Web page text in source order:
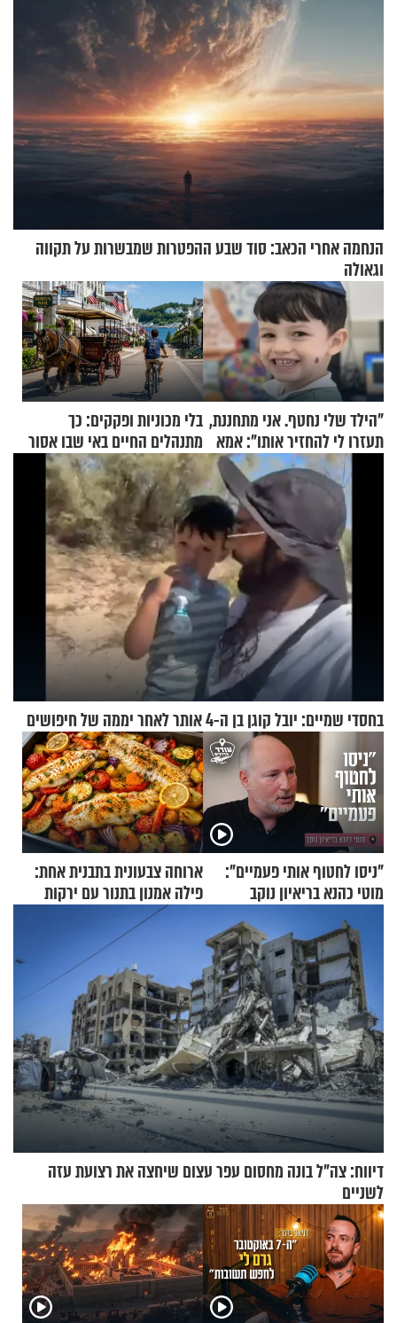
הכלכלה
הנחמה אחרי הכאב: סוד שבע ההפטרות שמבשרות על תקווה
וגאולה
"הילד שלי נחטף. אני מתחננת,
תעזרו לי להחזיר אותו": אמא
של יובל בן ה-4 בריאיון דומע
בלי מכוניות ופקקים: כך
מתנהלים החיים באי שבו אסור
לנהוג כבר יותר מ-120 שנה
בחסדי שמיים: יובל קוגן בן ה-4 אותר לאחר יממה של חיפושים
"ניסו לחטוף אותי פעמיים":
מוטי כהנא בריאיון נוקב
ארוחה צבעונית בתבנית אחת:
פילה אמנון בתנור עם ירקות
דיווח: צה"ל בונה מחסום עפר עצום שיחצה את רצועת עזה
לשניים